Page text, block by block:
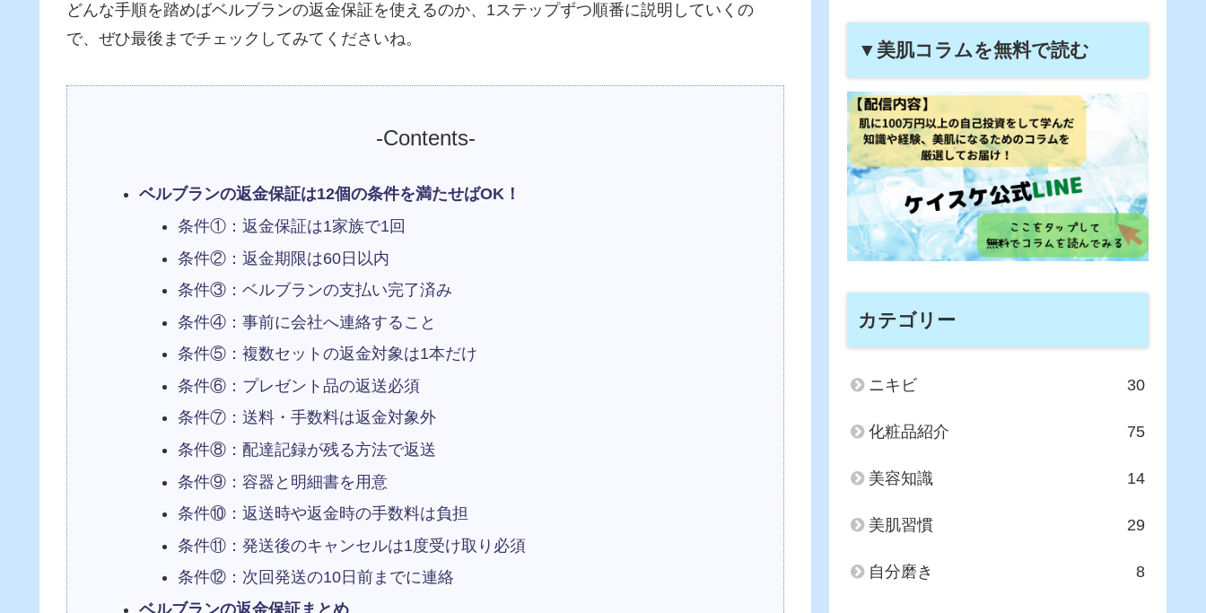
どんな手順を踏めばベルブランの返金保証を使えるのか、1ステップずつ順番に説明していくの
で、ぜひ最後までチェックしてみてくださいね。
-Contents-
ベルブランの返金保証は12個の条件を満たせばOK！
条件①：返金保証は1家族で1回
条件②：返金期限は60日以内
条件③：ベルブランの支払い完了済み
条件④：事前に会社へ連絡すること
条件⑤：複数セットの返金対象は1本だけ
条件⑥：プレゼント品の返送必須
条件⑦：送料・手数料は返金対象外
条件⑧：配達記録が残る方法で返送
条件⑨：容器と明細書を用意
条件⑩：返送時や返金時の手数料は負担
条件⑪：発送後のキャンセルは1度受け取り必須
条件⑫：次回発送の10日前までに連絡
▼美肌コラムを無料で読む
カテゴリー
ニキビ 30
化粧品紹介 75
美容知識 14
美肌習慣 29
自分磨き 8